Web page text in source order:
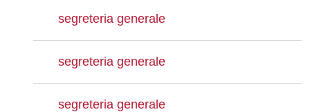
segreteria generale
segreteria generale
segreteria generale